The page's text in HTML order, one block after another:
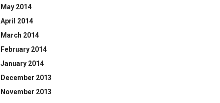
May 2014
April 2014
March 2014
February 2014
January 2014
December 2013
November 2013